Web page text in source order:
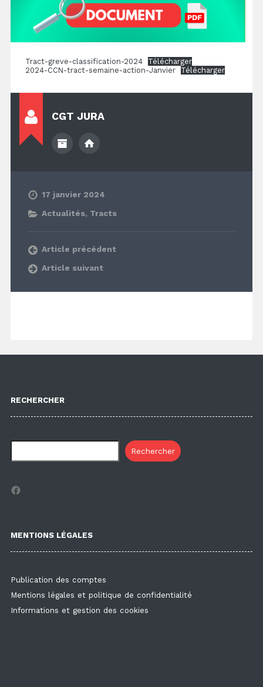
Tract-greve-classification-2024
Télécharger
2024-CCN-tract-semaine-action-Janvier
Télécharger
CGT JURA
17 janvier 2024
Actualités, Tracts
Article précédent
Article suivant
RECHERCHER
Rechercher
Facebook
MENTIONS LÉGALES
Publication des comptes
Mentions légales et politique de confidentialité
Informations et gestion des cookies